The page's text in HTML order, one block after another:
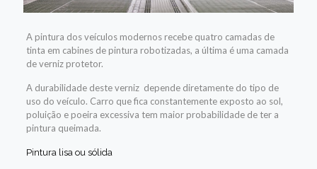
A pintura dos veículos modernos recebe quatro camadas de
tinta em cabines de pintura robotizadas, a última é uma camada
de verniz protetor.
A durabilidade deste verniz depende diretamente do tipo de
uso do veículo. Carro que fica constantemente exposto ao sol,
poluição e poeira excessiva tem maior probabilidade de ter a
pintura queimada.
Pintura lisa ou sólida